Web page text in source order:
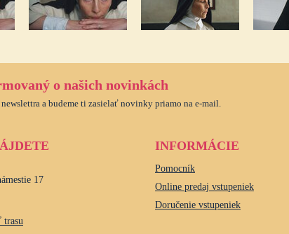
o našich novinkách
newslettra a budeme ti zasielať novinky priamo na e-mail.
17
trasu
INFORMÁCIE
Pomocník
Online predaj vstupeniek
Doručenie vstupeniek